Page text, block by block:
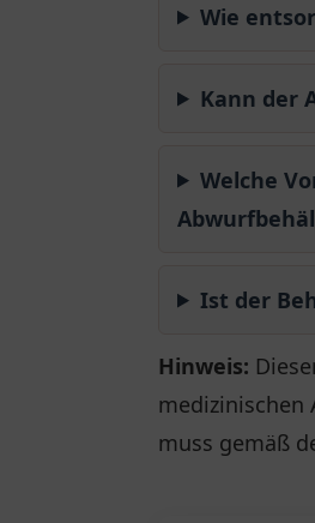
Wie
Kann der
Welche
Ist der
Hinweis:
medizinischen
muss gemäß